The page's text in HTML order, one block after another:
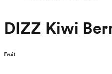
DIZZ Kiwi
Fruit